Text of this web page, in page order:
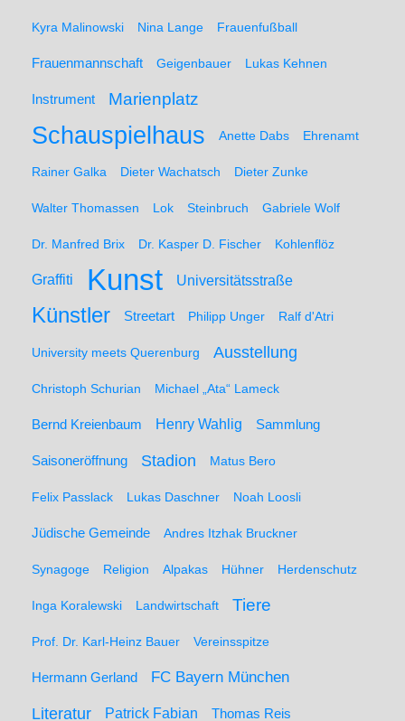
Kyra Malinowski Nina Lange Frauenfußball
Frauenmannschaft Geigenbauer Lukas Kehnen
Instrument Marienplatz
Schauspielhaus Anette Dabs Ehrenamt
Rainer Galka Dieter Wachatsch Dieter Zunke
Walter Thomassen Lok Steinbruch Gabriele Wolf
Dr. Manfred Brix Dr. Kasper D. Fischer Kohlenflöz
Graffiti Kunst Universitätsstraße
Künstler Streetart Philipp Unger Ralf d'Atri
University meets Querenburg Ausstellung
Christoph Schurian Michael „Ata“ Lameck
Bernd Kreienbaum Henry Wahlig Sammlung
Saisoneröffnung Stadion Matus Bero
Felix Passlack Lukas Daschner Noah Loosli
Jüdische Gemeinde Andres Itzhak Bruckner
Synagoge Religion Alpakas Hühner Herdenschutz
Inga Koralewski Landwirtschaft Tiere
Prof. Dr. Karl-Heinz Bauer Vereinsspitze
Hermann Gerland FC Bayern München
Literatur Patrick Fabian Thomas Reis